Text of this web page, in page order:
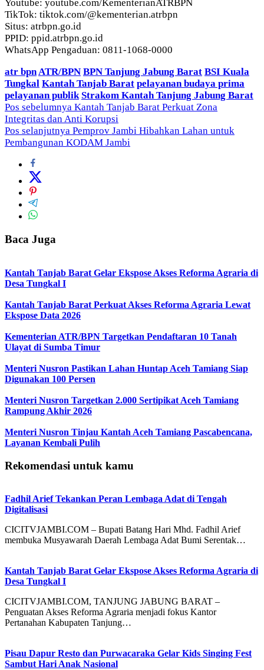
Youtube: youtube.com/KementerianATRBPN
TikTok: tiktok.com/@kementerian.atrbpn
Situs: atrbpn.go.id
PPID: ppid.atrbpn.go.id
WhatsApp Pengaduan: 0811-1068-0000
atr bpnATR/BPN BPN Tanjung Jabung Barat BSI Kuala
Tungkal Kantah Tanjab Barat pelayanan budaya prima
pelayanan publik Strakom Kantah Tanjung Jabung Barat
Navigasi
pos
Pos sebelumnya Kantah Tanjab Barat Perkuat Zona
Integritas dan Anti Korupsi
Pos selanjutnya Pemprov Jambi Hibahkan Lahan untuk
Pembangunan KODAM Jambi
Baca Juga
Kantah Tanjab Barat Gelar Ekspose Akses Reforma Agraria di
Desa Tungkal I
Kantah Tanjab Barat Perkuat Akses Reforma Agraria Lewat
Ekspose Data 2026
Kementerian ATR/BPN Targetkan Pendaftaran 10 Tanah
Ulayat di Sumba Timur
Menteri Nusron Pastikan Lahan Huntap Aceh Tamiang Siap
Digunakan 100 Persen
Menteri Nusron Targetkan 2.000 Sertipikat Aceh Tamiang
Rampung Akhir 2026
Menteri Nusron Tinjau Kantah Aceh Tamiang Pascabencana,
Layanan Kembali Pulih
Rekomendasi untuk kamu
Fadhil Arief Tekankan Peran Lembaga Adat di Tengah
Digitalisasi
CICITVJAMBI.COM – Bupati Batang Hari Mhd. Fadhil Arief
membuka Musyawarah Daerah Lembaga Adat Bumi Serentak…
Kantah Tanjab Barat Gelar Ekspose Akses Reforma Agraria di
Desa Tungkal I
CICITVJAMBI.COM, TANJUNG JABUNG BARAT –
Penguatan Akses Reforma Agraria menjadi fokus Kantor
Pertanahan Kabupaten Tanjung…
Pisau Dapur Resto dan Purwacaraka Gelar Kids Singing Fest
Sambut Hari Anak Nasional